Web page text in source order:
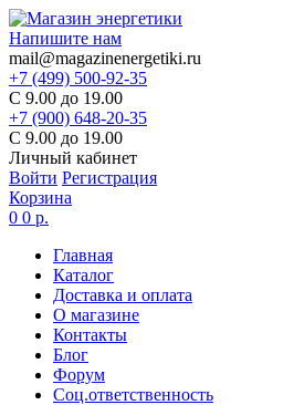
Напишите нам
mail@magazinenergetiki.ru
+7 (499) 500-92-35
С 9.00 до 19.00
+7 (900) 648-20-35
С 9.00 до 19.00
Личный кабинет
Войти Регистрация
Корзина
0 0 р.
Главная
Каталог
Доставка и оплата
О магазине
Контакты
Блог
Форум
Соц.ответственность